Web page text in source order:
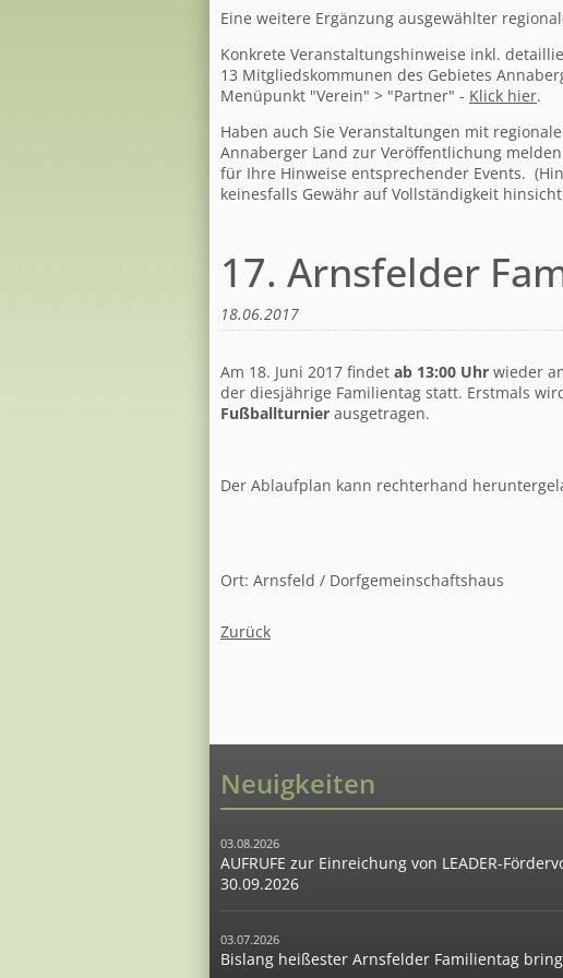
Eine weitere Ergänzung ausgewählter
Konkrete Veranstaltungshinweise inkl.
13 Mitgliedskommunen des Gebietes
Menüpunkt "Verein" > "Partner" - Klick hier.
Haben auch Sie Veranstaltungen mit
Annaberger Land zur Veröffentlichung
für Ihre Hinweise entsprechender Events.
keinesfalls Gewähr auf Vollständigkeit
17. Arnsfelder
18.06.2017
Am 18. Juni 2017 findet ab 13:00 Uhr wieder
der diesjährige Familientag statt. Erstmals
Fußballturnier ausgetragen.
Der Ablaufplan kann rechterhand
Ort: Arnsfeld / Dorfgemeinschaftshaus
Zurück
Neuigkeiten
03.08.2026
AUFRUFE zur Einreichung von LEADER-
30.09.2026
03.07.2026
Bislang heißester Arnsfelder Familientag